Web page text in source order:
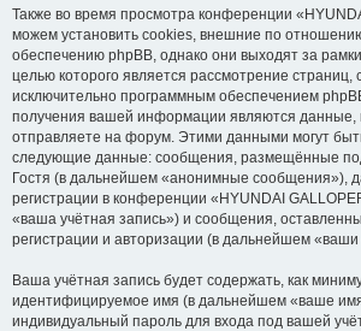
Также во время просмотра конференции
можем установить cookies, внешние по
обеспечению phpBB, однако они выходят за
целью которого является рассмотрение страниц,
исключительно программным обеспечением
получения вашей информации являются данные,
отправляете на форум. Этими данными могут
следующие данные: сообщения, размещённые
Гостя (в дальнейшем «анонимные сообщения»),
регистрации в конференции «HYUNDAI
«ваша учётная запись») и сообщения,
регистрации и авторизации (в дальнейшем
Ваша учётная запись будет содержать, как
идентифицируемое имя (в дальнейшем «ваше
индивидуальный пароль для входа под вашей